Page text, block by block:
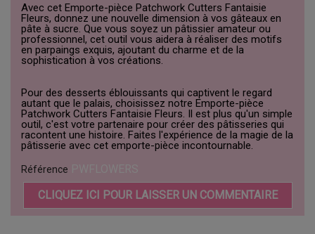
Avec cet Emporte-pièce Patchwork Cutters Fantaisie
Fleurs, donnez une nouvelle dimension à vos gâteaux en
pâte à sucre. Que vous soyez un pâtissier amateur ou
professionnel, cet outil vous aidera à réaliser des motifs
en parpaings exquis, ajoutant du charme et de la
sophistication à vos créations.
Pour des desserts éblouissants qui captivent le regard
autant que le palais, choisissez notre Emporte-pièce
Patchwork Cutters Fantaisie Fleurs. Il est plus qu'un simple
outil, c'est votre partenaire pour créer des pâtisseries qui
racontent une histoire. Faites l'expérience de la magie de la
pâtisserie avec cet emporte-pièce incontournable.
Référence
CLIQUEZ ICI POUR LAISSER UN COMMENTAIRE